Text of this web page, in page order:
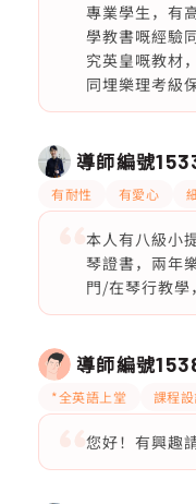
專業學生，有
學教書嘅經驗
究英皇嘅教材
同埋樂理考級
導師編號
有耐性 有愛心
本人有八級小
琴證書，兩年
門/在琴行教學
導師編號
*全英語上堂 課程
您好！有興趣